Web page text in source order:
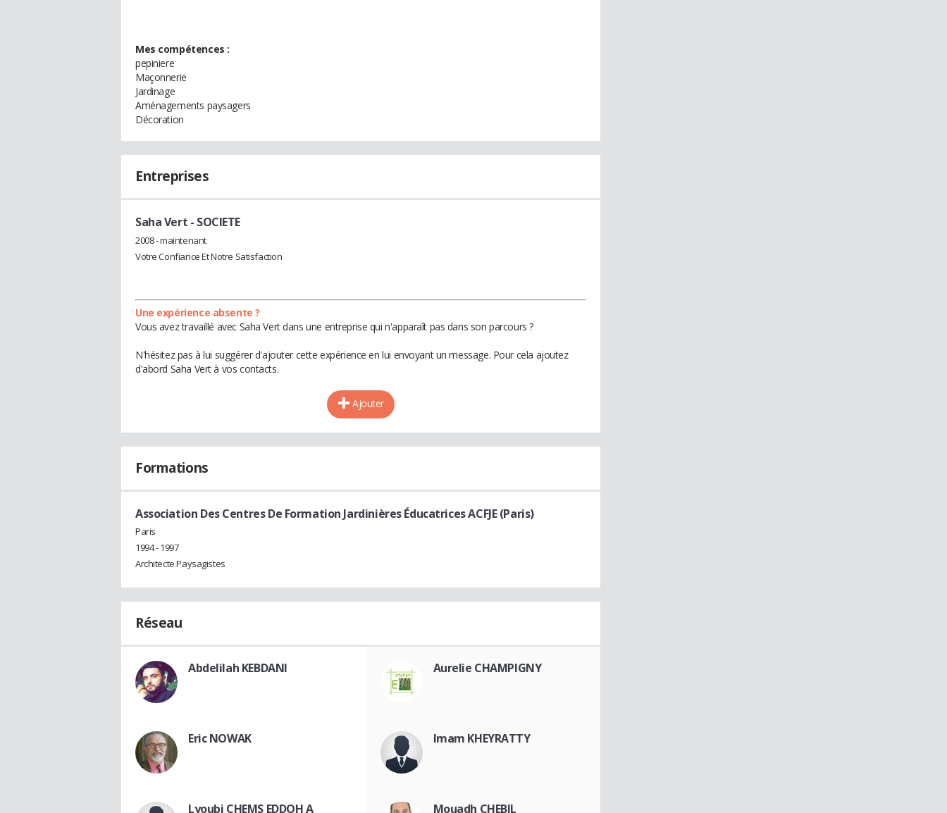
Mes compétences :
pepiniere
Maçonnerie
Jardinage
Aménagements paysagers
Décoration
Entreprises
Saha Vert - SOCIETE
2008 - maintenant
Votre Confiance Et Notre Satisfaction
Une expérience absente ?
Vous avez travaillé avec Saha Vert dans une entreprise qui n'apparaît pas dans son parcours ?
N'hésitez pas à lui suggérer d'ajouter cette expérience en lui envoyant un message. Pour cela ajoutez
d'abord Saha Vert à vos contacts.
Ajouter
Formations
Association Des Centres De Formation Jardinières Éducatrices ACFJE (Paris)
Paris
1994 - 1997
Architecte Paysagistes
Réseau
Abdelilah KEBDANI Aurelie CHAMPIGNY
Eric NOWAK Imam KHEYRATTY
Lyoubi CHEMS EDDOH A Mouadh CHEBIL